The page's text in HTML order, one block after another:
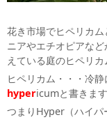
花き市場でヒペリカ
ニアやエチオピアな
えている庭のヒペリカ
ヒペリカム・・・冷
hypericumと書きます
つまりHyper（ハイパ